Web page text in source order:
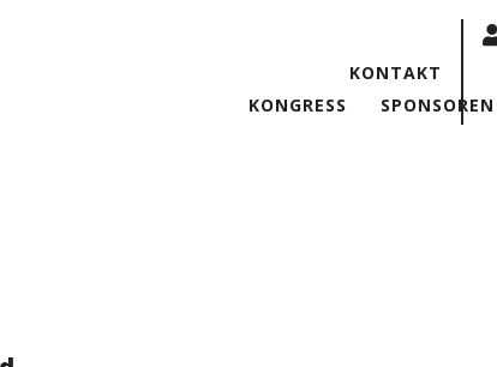
KONGRESS SPONSOREN
KONTAKT